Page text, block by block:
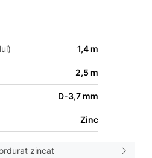
1,4 m
2,5 m
D-3,7 mm
Zinc
zincat